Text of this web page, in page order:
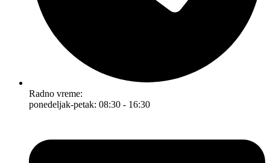
Radno vreme:
ponedeljak-petak: 08:30 - 16:30